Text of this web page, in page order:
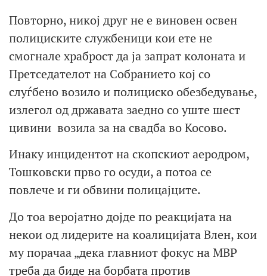
Повторно, никој друг не е виновен освен
полициските службеници кои ете не
смогнале храброст да ја запрат колоната и
Претседателот на Собранието кој со
слуѓбено возило и полициско обезбедување,
излегол од државата заедно со уште шест
цивини возила за на свадба во Косово.
Инаку инцидентот на скопскиот аеродром,
Тошковски прво го осуди, а потоа се
повлече и ги обвини полицајците.
До тоа веројатно дојде по реакцијата на
некои од лидерите на коалицијата Влен, кои
му порачаа „дека главниот фокус на МВР
треба да биде на борбата против